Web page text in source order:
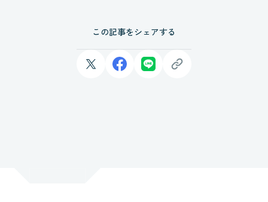
この記事をシェアする